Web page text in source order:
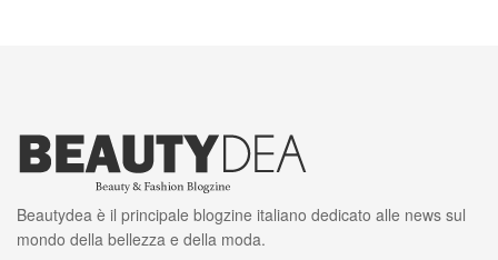
Beautydea è il principale blogzine italiano dedicato alle news sul
mondo della bellezza e della moda.